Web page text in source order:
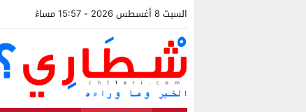
السبت 8 أغسطس 2026 - 15:57 مساءً